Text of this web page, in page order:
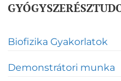
Biofizika Gyakorlatok
Demonstrátori munka